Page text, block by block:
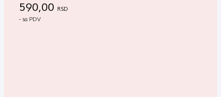
590,00 RSD
- sa PDV